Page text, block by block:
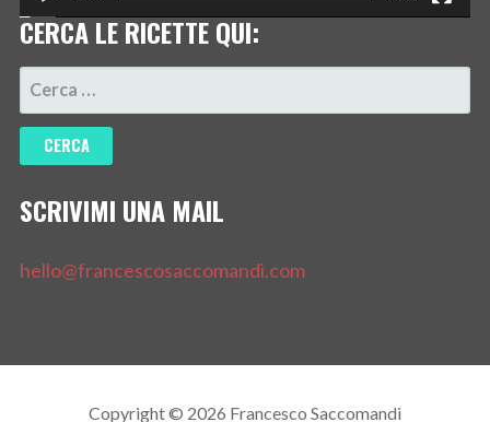
CERCA LE RICETTE QUI:
RICERCA
PER:
SCRIVIMI UNA MAIL
hello@francescosaccomandi.com
Copyright © 2026 Francesco Saccomandi